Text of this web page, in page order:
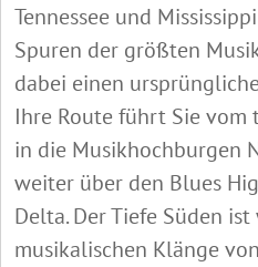
Tennessee und
Spuren der größten
dabei einen
Ihre Route führt Sie
in die Musikhochburgen
weiter über den Blues
Delta. Der Tiefe Süden
musikalischen Klänge